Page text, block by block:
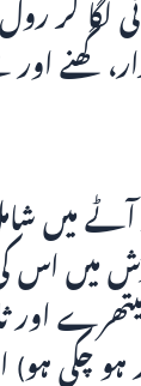
لگا کر
گھنے
میں
میں اس
اور
چکی ہو)